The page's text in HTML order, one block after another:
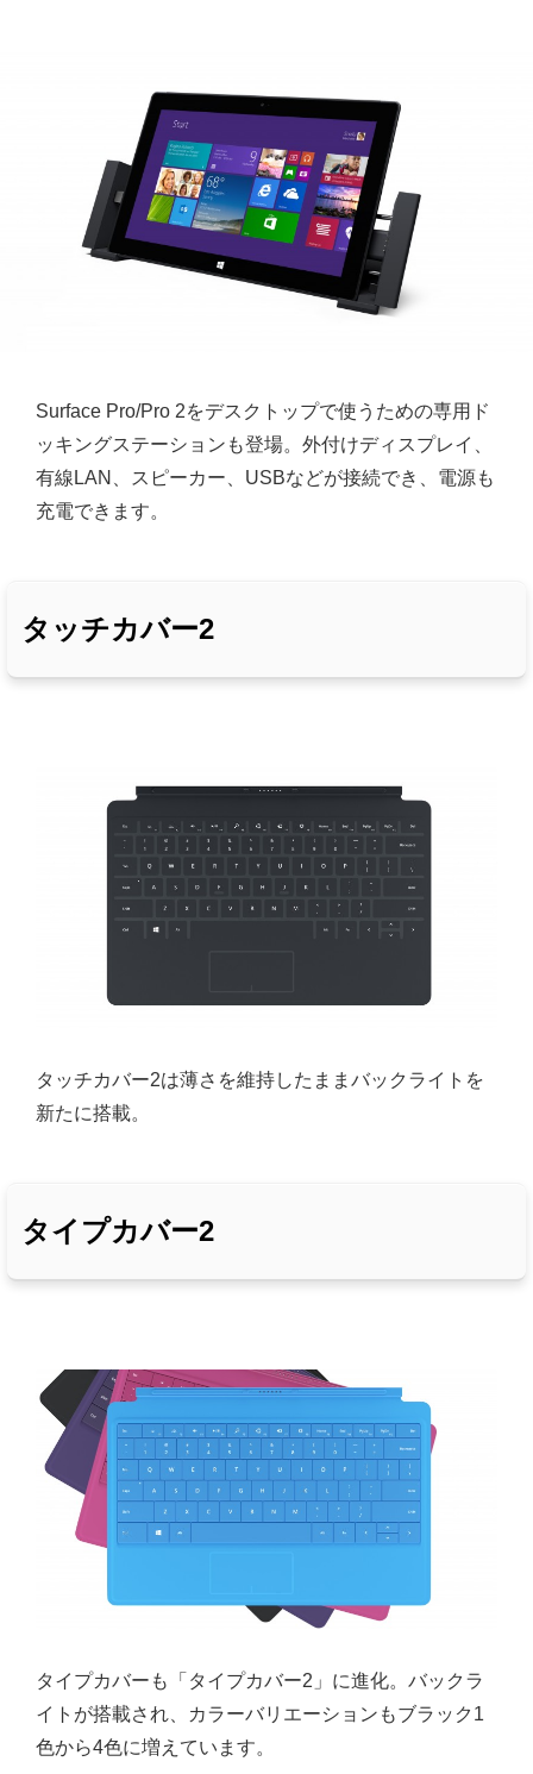
Surface Pro/Pro 2をデスクトップで使うための専用ド
ッキングステーションも登場。外付けディスプレイ、
有線LAN、スピーカー、USBなどが接続でき、電源も
充電できます。
タッチカバー2
タッチカバー2は薄さを維持したままバックライトを
新たに搭載。
タイプカバー2
タイプカバーも「タイプカバー2」に進化。バックラ
イトが搭載され、カラーバリエーションもブラック1
色から4色に増えています。